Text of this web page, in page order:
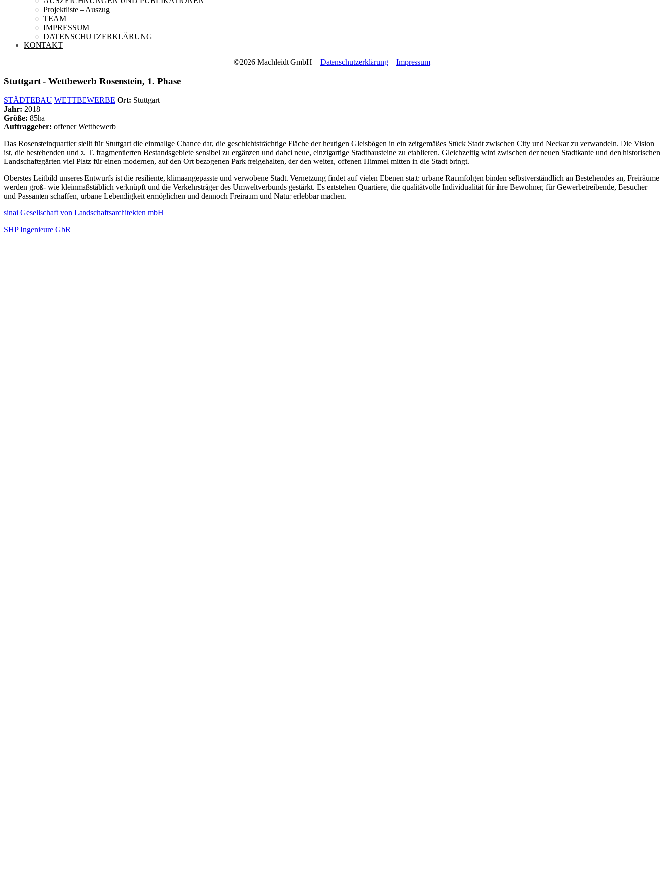
Projektliste – Auszug
TEAM
IMPRESSUM
DATENSCHUTZERKLÄRUNG
KONTAKT
©2026 Machleidt GmbH – Datenschutzerklärung – Impressum
Stuttgart - Wettbewerb Rosenstein, 1. Phase
STÄDTEBAU WETTBEWERBE Ort: Stuttgart
Jahr: 2018
Größe: 85ha
Auftraggeber: offener Wettbewerb
Das Rosensteinquartier stellt für Stuttgart die einmalige Chance dar, die geschichtsträchtige Fläche der heutigen Gleisbögen in ein zeitgemäßes Stück Stadt zwischen City und Neckar zu verwandeln. Die Vision
ist, die bestehenden und z. T. fragmentierten Bestandsgebiete sensibel zu ergänzen und dabei neue, einzigartige Stadtbausteine zu etablieren. Gleichzeitig wird zwischen der neuen Stadtkante und den historischen
Landschaftsgärten viel Platz für einen modernen, auf den Ort bezogenen Park freigehalten, der den weiten, offenen Himmel mitten in die Stadt bringt.
Oberstes Leitbild unseres Entwurfs ist die resiliente, klimaangepasste und verwobene Stadt. Vernetzung findet auf vielen Ebenen statt: urbane Raumfolgen binden selbstverständlich an Bestehendes an, Freiräume
werden groß- wie kleinmaßstäblich verknüpft und die Verkehrsträger des Umweltverbunds gestärkt. Es entstehen Quartiere, die qualitätvolle Individualität für ihre Bewohner, für Gewerbetreibende, Besucher
und Passanten schaffen, urbane Lebendigkeit ermöglichen und dennoch Freiraum und Natur erlebbar machen.
sinai Gesellschaft von Landschaftsarchitekten mbH
SHP Ingenieure GbR